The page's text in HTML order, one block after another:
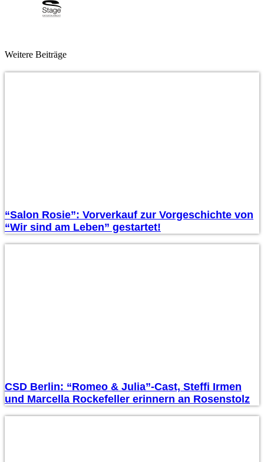
Weitere Beiträge
“Salon Rosie”: Vorverkauf zur Vorgeschichte von
“Wir sind am Leben” gestartet!
CSD Berlin: “Romeo & Julia”-Cast, Steffi Irmen
und Marcella Rockefeller erinnern an Rosenstolz